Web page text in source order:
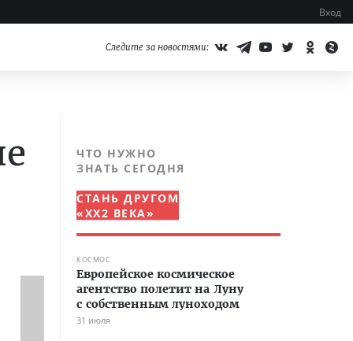
Вход
Следите за новостями:
ЧТО НУЖНО
ЗНАТЬ СЕГОДНЯ
СТАНЬ ДРУГОМ
«XX2 ВЕКА»
КОСМОС
Европейское космическое
агентство полетит на Луну
с собственным луноходом
31 июля